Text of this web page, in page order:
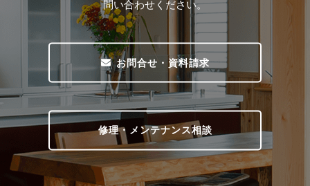
問い合わせください。
お問合せ・資料請求
修理・メンテナンス相談